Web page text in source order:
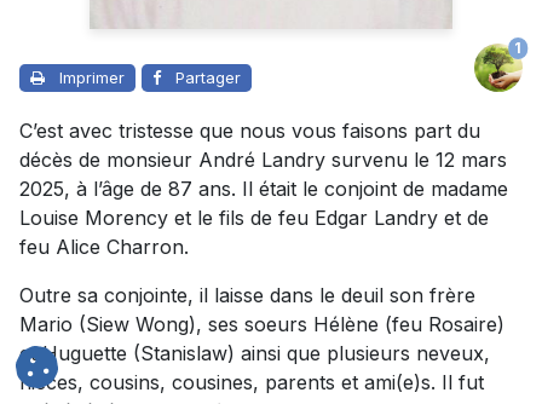
Imprimer Partager
1
C’est avec tristesse que nous vous faisons part du
décès de monsieur André Landry survenu le 12 mars
2025, à l’âge de 87 ans. Il était le conjoint de madame
Louise Morency et le fils de feu Edgar Landry et de
feu Alice Charron.
Outre sa conjointe, il laisse dans le deuil son frère
Mario (Siew Wong), ses soeurs Hélène (feu Rosaire)
et Huguette (Stanislaw) ainsi que plusieurs neveux,
nièces, cousins, cousines, parents et ami(e)s. Il fut